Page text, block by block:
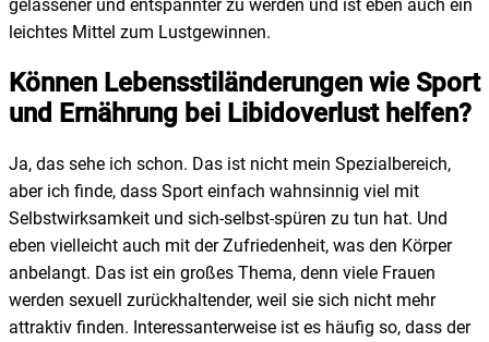
gelassener und entspannter zu werden und ist eben auch ein
leichtes Mittel zum Lustgewinnen.
Können Lebensstiländerungen wie Sport
und Ernährung bei Libidoverlust helfen?
Ja, das sehe ich schon. Das ist nicht mein Spezialbereich,
aber ich finde, dass Sport einfach wahnsinnig viel mit
Selbstwirksamkeit und sich-selbst-spüren zu tun hat. Und
eben vielleicht auch mit der Zufriedenheit, was den Körper
anbelangt. Das ist ein großes Thema, denn viele Frauen
werden sexuell zurückhaltender, weil sie sich nicht mehr
attraktiv finden. Interessanterweise ist es häufig so, dass der